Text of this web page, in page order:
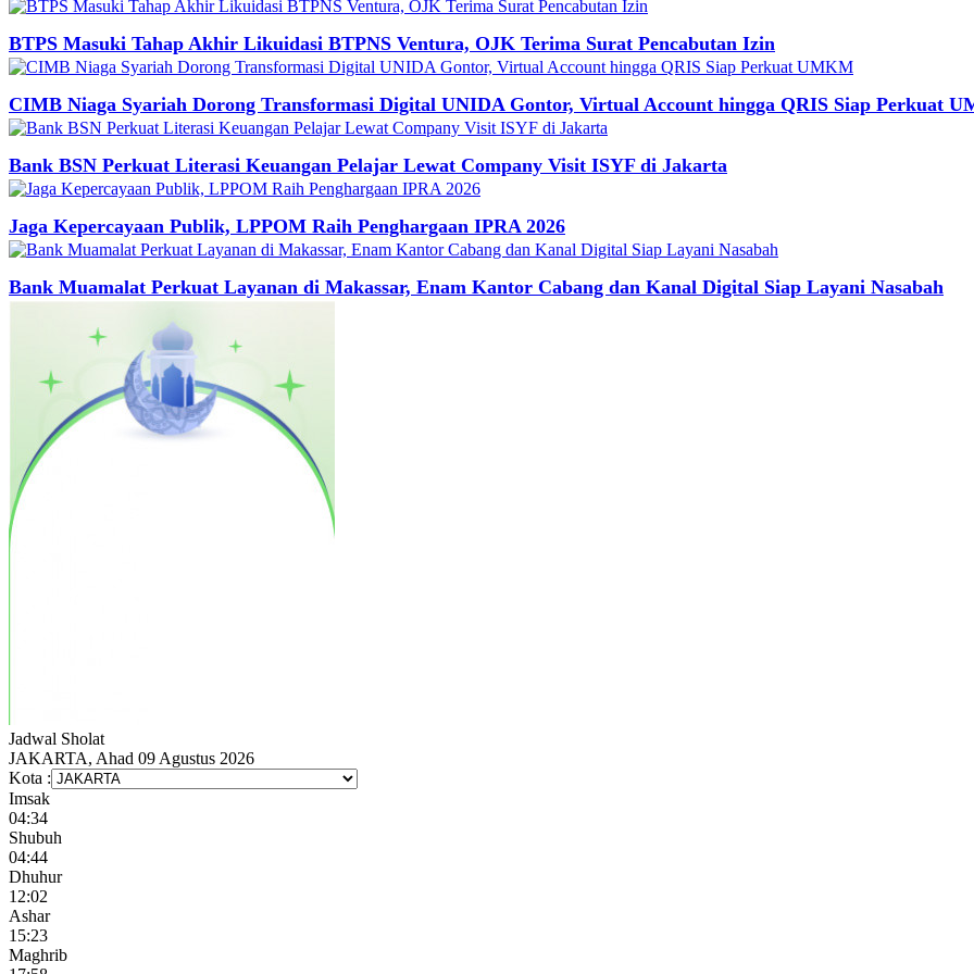
BTPS Masuki Tahap Akhir Likuidasi BTPNS Ventura, OJK Terima Surat Pencabutan Izin
CIMB Niaga Syariah Dorong Transformasi Digital UNIDA Gontor, Virtual Account hingga QRIS Siap Perkuat
Bank BSN Perkuat Literasi Keuangan Pelajar Lewat Company Visit ISYF di Jakarta
Jaga Kepercayaan Publik, LPPOM Raih Penghargaan IPRA 2026
Bank Muamalat Perkuat Layanan di Makassar, Enam Kantor Cabang dan Kanal Digital Siap Layani Nasabah
Jadwal Sholat
JAKARTA, Ahad 09 Agustus 2026
Kota :
Imsak
04:34
Shubuh
04:44
Dhuhur
12:02
Ashar
15:23
Maghrib